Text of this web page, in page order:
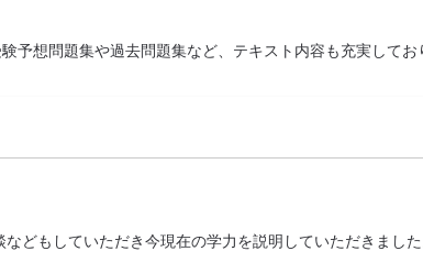
想問題集や過去問題集など、テキスト内容も充実して
どもしていただき今現在の学力を説明していただきまし